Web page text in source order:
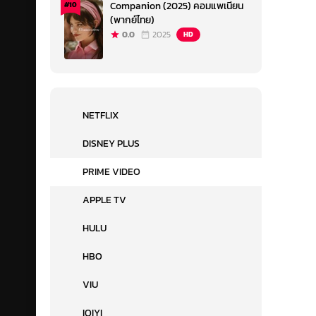
#10
Companion (2025) คอมแพเนียน
(พากย์ไทย)
0.0 2025 HD
NETFLIX
DISNEY PLUS
PRIME VIDEO
APPLE TV
HULU
HBO
VIU
IQIYI